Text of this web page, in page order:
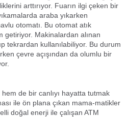
arttırıyor. Fuarın ilgi çeken bir
araba yıkarken
otomatı. Bu otomat atık
getiriyor. Makinalardan alınan
tekrardan kullanılabiliyor. Bu durum
çevre açışından da olumlu bir
de bir canlıyı hayatta tutmak
ile ön plana çıkan mama-matikler
doğal enerji ile çalışan ATM